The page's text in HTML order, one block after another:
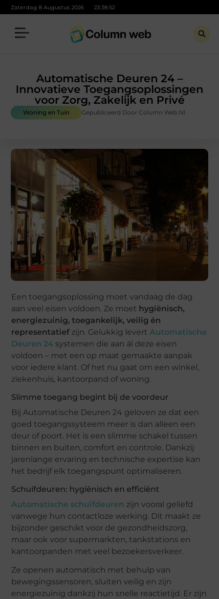
Zaterdag 8 Augustus 2026 23:38:53
Automatische Deuren 24 –
Innovatieve Toegangsoplossingen
voor Zorg, Zakelijk en Privé
Woning en Tuin Gepubliceerd Door Column Web.nl
Een toegangsoplossing moet vandaag de dag
aan veel eisen voldoen. Ze moet hygiënisch,
energiezuinig, toegankelijk, veilig én
representatief zijn. Gelukkig levertAutomatische
Deuren 24 systemen die aan ál deze eisen
voldoen – met een op maat gemaakte aanpak
voor iedere klant. Of het nu gaat om een winkel,
ziekenhuis, kantoorpand of woning.
Slimme toegang begint bij de voordeur
Bij Automatische Deuren 24 geloven ze dat een
goed toegangssysteem meer is dan alleen een
deur of poort. Het is een slimme schakel tussen
binnen en buiten, comfort en controle. Dankzij
jarenlange ervaring en technische expertise kan
het bedrijf elk toegangspunt optimaliseren.
Schuifdeuren: hygiënisch en efficiënt
Automatische schuifdeuren zijn vooral geliefd
vanwege hun contactloze werking. Dit maakt ze
bijzonder geschikt voor de gezondheidszorg,
maar ook voor supermarkten, tankstations en
kantoorpanden met veel bezoekersverkeer.
Ze openen automatisch met behulp van
bewegingssensoren, sluiten veilig en zijn
energiezuinig dankzij hun snelle reactietijd. Er zijn